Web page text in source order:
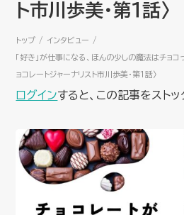
ト市川歩美・第１話〉
トップ インタビュー
「好き」が仕事になる、ほんの少しの魔法はチョ
ョコレートジャーナリスト市川歩美・第１話〉
ログインすると、この記事をストッ